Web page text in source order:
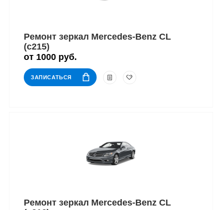
Ремонт зеркал Mercedes-Benz CL
(c215)
от 1000 руб.
ЗАПИСАТЬСЯ
Ремонт зеркал Mercedes-Benz CL